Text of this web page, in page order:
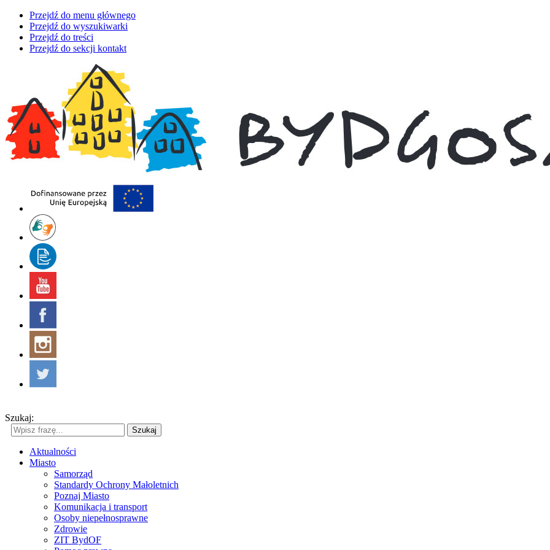
Przejdź do menu głównego
Przejdź do wyszukiwarki
Przejdź do treści
Przejdź do sekcji kontakt
Szukaj:
Szukaj
Aktualności
Miasto
Samorząd
Standardy Ochrony Małoletnich
Poznaj Miasto
Komunikacja i transport
Osoby niepełnosprawne
Zdrowie
ZIT BydOF